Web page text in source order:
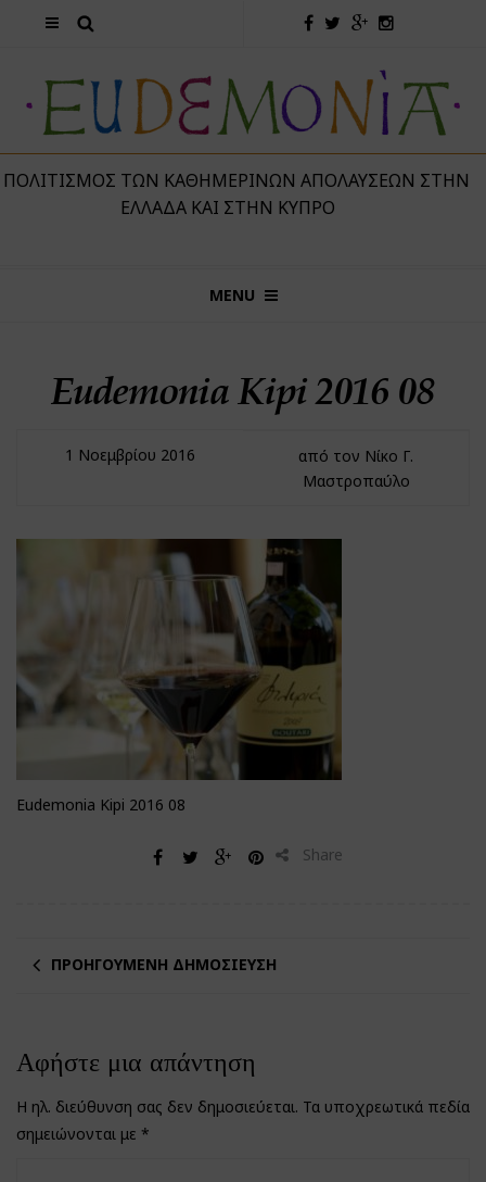
ΤΩΝ ΚΑΘΗΜΕΡΙΝΏΝ ΑΠΟΛΑΎΣΕΩΝ ΣΤΗΝ
ΕΛΛΆΔΑ ΚΑΙ ΣΤΗΝ ΚΎΠΡΟ
MENU
Eudemonia Kipi 2016 08
1 Νοεμβρίου 2016
από τον Νίκο Γ.
Μαστροπαύλο
Eudemonia Kipi 2016 08
Share
ΠΡΟΗΓΟΎΜΕΝΗ ΔΗΜΟΣΊΕΥΣΗ
Αφήστε μια απάντηση
Η ηλ. διεύθυνση σας δεν δημοσιεύεται. Τα υποχρεωτικά πεδία
σημειώνονται με *